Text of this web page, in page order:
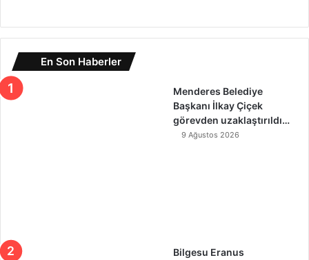
En Son Haberler
Menderes Belediye
Başkanı İlkay Çiçek
görevden uzaklaştırıldı…
9 Ağustos 2026
Bilgesu Eranus